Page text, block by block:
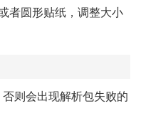
者圆形贴纸，调整大小
则会出现解析包失败的